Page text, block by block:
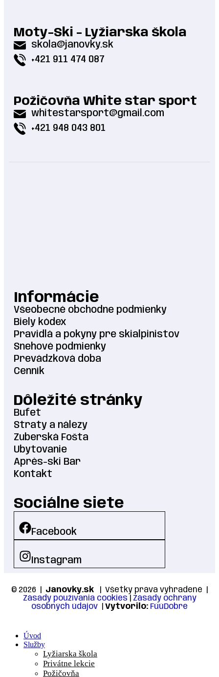
Moty-Ski - Lyžiarska škola
skola@janovky.sk
+421 911 474 087
Požičovňa White star sport
whitestarsport@gmail.com
+421 948 043 801
Informácie
Všeobecné obchodne podmienky
Biely kódex
Pravidlá a pokyny pre skialpinistov
Snehové podmienky
Prevádzková doba
Cenník
Dôležité stránky
Bufet
Straty a nálezy
Zuberská Fošta
Ubytovanie
Après-ski Bar
Kontakt
Sociálne siete
Facebook
Instagram
© 2026 | Janovky.sk | Všetky práva vyhradené |
Zásady používania cookies
Zásady ochrany
osobných údajov
Vytvorilo: FúúDobre
Úvod
Služby
Lyžiarska škola
Privátne lekcie
Požičovňa